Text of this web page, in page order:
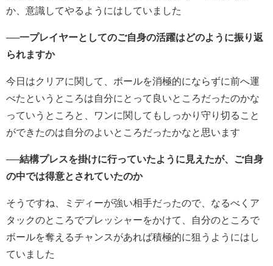
か、意識してやるようにはしていました
──一プレイヤーとしてのご自身の活躍はどのように振り返
られますか
今日はクリアに関して、ボールを消極的にならずに前へ運
べたというところは自分にとって良いところだったのかな
っていうところと、ワンに関してもしっかり守り切ること
ができたのは自分のよいところだったかなと思います
──結構プレスを掛けに行っていたように見えたが、ご自身
の中では得意とされていたのか
そうですね、ミディーが強い相手だったので、なるべくア
タックのところでプレッシャーをかけて、自分のところで
ボールを奪えるチャンスがあれば積極的に狙うようにはし
ていました